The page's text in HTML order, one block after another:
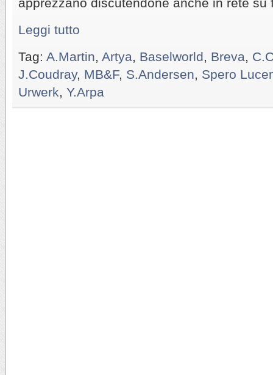
Leggi tutto
Tag: A.Martin Artya Baselworld Breva
J.Coudray, MB&F, S.Andersen
Spero
Urwerk Y.Arpa